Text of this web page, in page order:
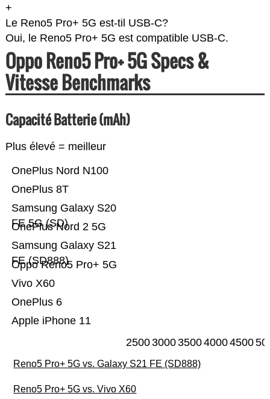
+
Le Reno5 Pro+ 5G est-til USB-C?
Oui, le Reno5 Pro+ 5G est compatible USB-C.
Oppo Reno5 Pro+ 5G Specs &
Vitesse Benchmarks
Capacité Batterie (mAh)
Plus élevé = meilleur
Apple iPhone 11
OnePlus 6
Vivo X60
Oppo Reno5 Pro+ 5G
Samsung Galaxy S21
FE (SD888)
OnePlus Nord 2 5G
Samsung Galaxy S20
FE 5G (SD)
OnePlus 8T
OnePlus Nord N100
25003000350040004500
Reno5 Pro+ 5G vs. Galaxy S21 FE (SD888)
Reno5 Pro+ 5G vs. Vivo X60